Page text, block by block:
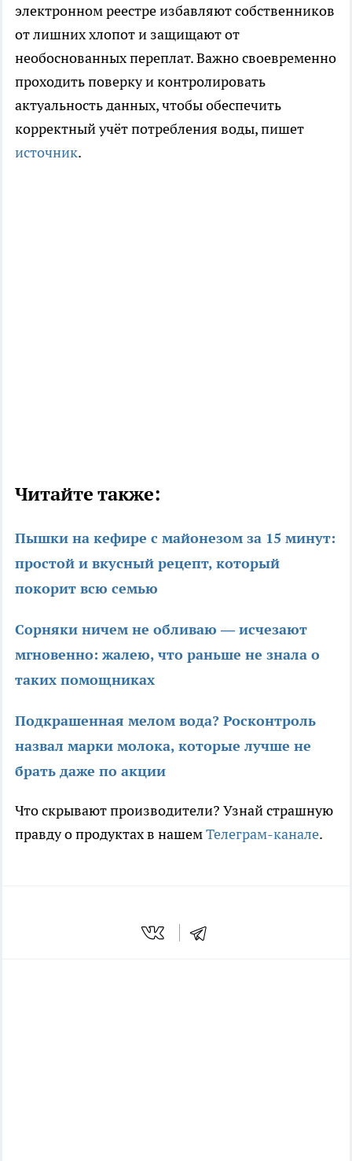
электронном реестре избавляют собственников
от лишних хлопот и защищают от
необоснованных переплат. Важно своевременно
проходить поверку и контролировать
актуальность данных, чтобы обеспечить
корректный учёт потребления воды, пишет
источник.
Читайте также:
Пышки на кефире с майонезом за 15 минут:
простой и вкусный рецепт, который
покорит всю семью
Сорняки ничем не обливаю — исчезают
мгновенно: жалею, что раньше не знала о
таких помощниках
Подкрашенная мелом вода? Росконтроль
назвал марки молока, которые лучше не
брать даже по акции
Что скрывают производители? Узнай страшную
правду о продуктах в нашемТелеграм-канале.